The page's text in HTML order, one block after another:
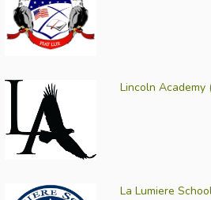
Lincoln Academy
La Lumiere